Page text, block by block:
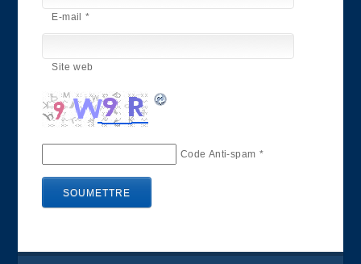
E-mail*
Site web
Code Anti-spam *